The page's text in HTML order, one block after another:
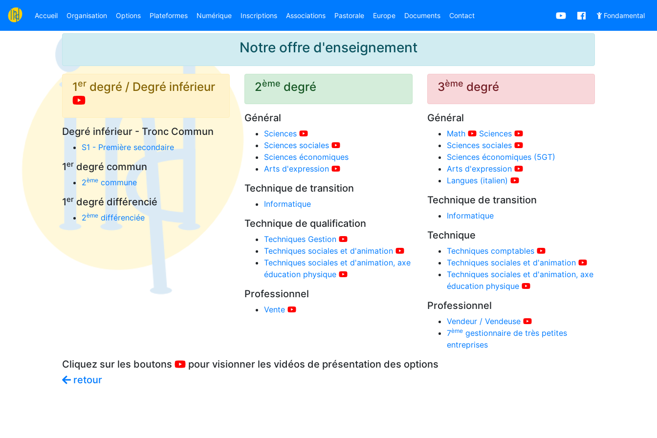
Accueil Organisation Options Plateformes Numérique Inscriptions Associations Pastorale Europe Documents Contact Fondamental
Notre offre d'enseignement
1er degré / Degré inférieur
Degré inférieur - Tronc Commun
S1 - Première secondaire
1er degré commun
2ème commune
1er degré différencié
2ème différenciée
2ème degré
Général
Sciences
Sciences sociales
Sciences économiques
Arts d'expression
Technique de transition
Informatique
Technique de qualification
Techniques Gestion
Techniques sociales et d'animation
Techniques sociales et d'animation, axe
éducation physique
Professionnel
Vente
3ème degré
Général
Math
Sciences
Sciences sociales
Sciences économiques (5GT)
Arts d'expression
Langues (italien)
Technique de transition
Informatique
Technique
Techniques comptables
Techniques sociales et d'animation
Techniques sociales et d'animation, axe
éducation physique
Professionnel
Vendeur / Vendeuse
7èmegestionnaire de très petites
entreprises
Cliquez sur les boutons
pour visionner les vidéos de présentation des options
retour